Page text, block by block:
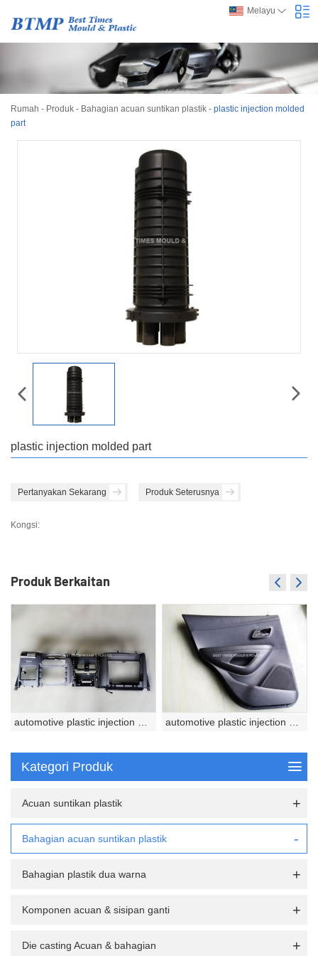
Melayu
Rumah - Produk - Bahagian acuan suntikan plastik - plastic injection molded
part
plastic injection molded part
Pertanyakan Sekarang Produk Seterusnya
Kongsi:
Produk Berkaitan
Kategori Produk
Acuan suntikan plastik
Bahagian acuan suntikan plastik
Bahagian plastik dua warna
Komponen acuan & sisipan ganti
Die casting Acuan & bahagian